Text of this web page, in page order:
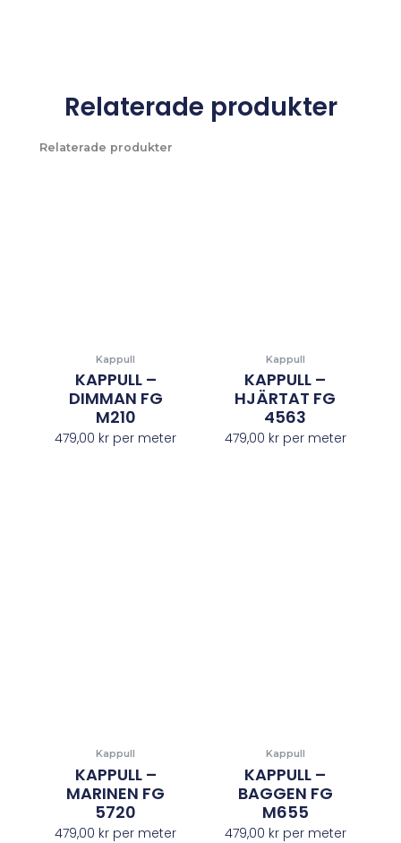
Relaterade produkter
Relaterade produkter
Kappull
KAPPULL –
DIMMAN FG
M210
479,00 kr per meter
Kappull
KAPPULL –
HJÄRTAT FG
4563
479,00 krper meter
Kappull
KAPPULL –
MARINEN FG
5720
479,00 kr per meter
Kappull
KAPPULL –
BAGGEN FG
M655
479,00 krper meter